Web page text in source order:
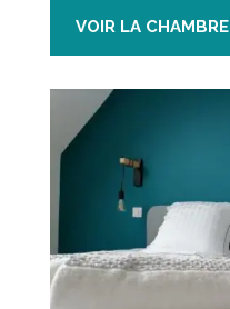
VOIR LA CHAMBRE